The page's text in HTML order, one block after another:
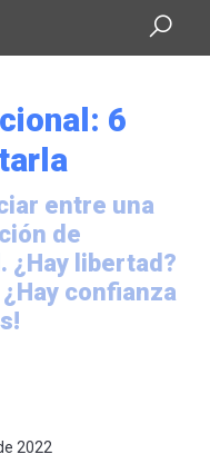
6
entre una
de
¿Hay libertad?
confianza
2022